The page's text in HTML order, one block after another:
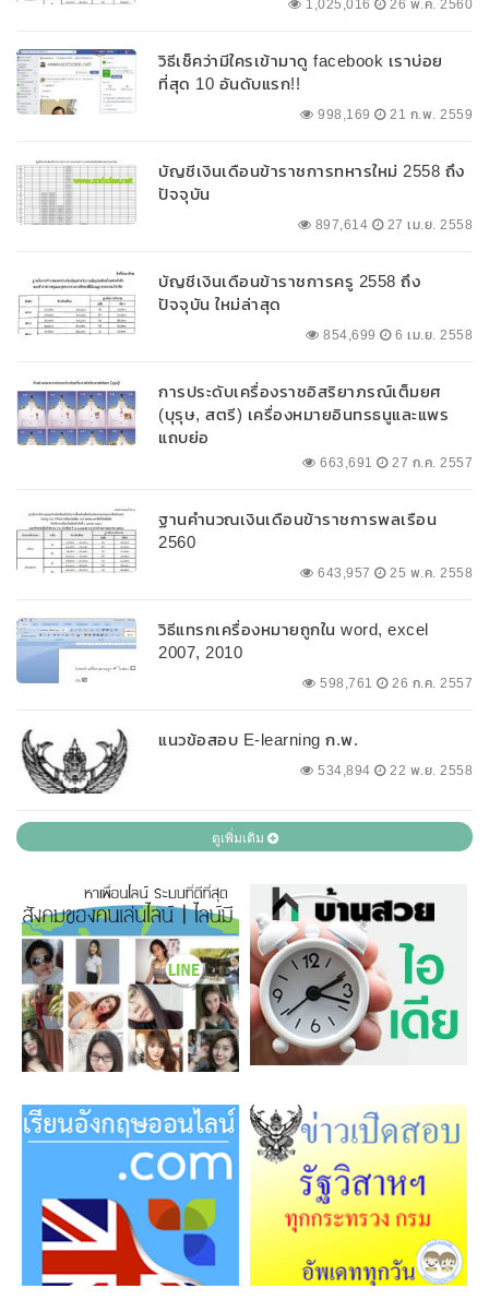
1,025,016 26 พ.ค. 2560
วิธีเช็คว่ามีใครเข้ามาดู facebook เราบ่อย
ที่สุด 10 อันดับแรก!!
998,169 21 ก.พ. 2559
บัญชีเงินเดือนข้าราชการทหารใหม่ 2558 ถึง
ปัจจุบัน
897,614 27 เม.ย. 2558
บัญชีเงินเดือนข้าราชการครู 2558 ถึง
ปัจจุบัน ใหม่ล่าสุด
854,699 6 เม.ย. 2558
การประดับเครื่องราชอิสริยาภรณ์เต็มยศ
(บุรุษ, สตรี) เครื่องหมายอินทรธนูและแพร
แถบย่อ
663,691 27 ก.ค. 2557
ฐานคำนวณเงินเดือนข้าราชการพลเรือน
2560
643,957 25 พ.ค. 2558
วิธีแทรกเครื่องหมายถูกใน word, excel
2007, 2010
598,761 26 ก.ค. 2557
แนวข้อสอบ E-learning ก.พ.
534,894 22 พ.ย. 2558
ดูเพิ่มเติม